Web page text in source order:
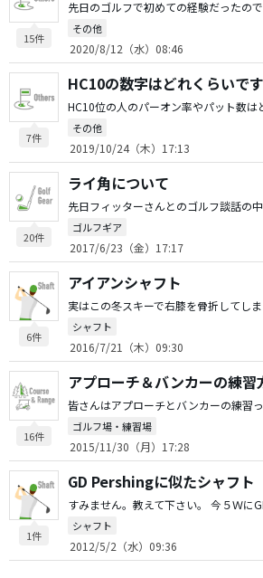
15件
その他
2020/8/12（水）08:46
7件
HC10の数字はどれくらいで
その他
2019/10/24（木）17:13
20件
ライ角について
ゴルフギア
2017/6/23（金）17:17
6件
アイアンシャフト
シャフト
2016/7/21（木）09:30
16件
アプローチ＆バンカーの練習
ゴルフ場・練習場
2015/11/30（月）17:28
1件
GD Pershingに似たシャフト
シャフト
2012/5/2（水）09:36